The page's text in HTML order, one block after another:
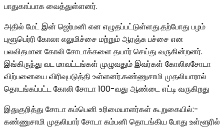
பாதுகாப்பாக வைத்துள்ளனர்.
அதில் மேட் இன் ஜெர்மனி என எழுதப்பட்டுள்ளது.தற்போது பழம்
புளூபெர்ரி கோலா எலுமிச்சை மற்றும் ஆரஞ்சு பச்சை என
பலவிதமான கோலி சோடாக்களை தயார் செய்து வருகின்றனர்.
இங்கிருந்து வட மாவட்டங்கள் முழுவதும் இவர்கள் கோலிலசோடா
விற்பனையை விரிவுபடுத்தி உள்ளனர்.கண்ணுசாமி முதலியாரால்
தொடங்கப்பட்ட கோலி சோடா 100-வது ஆண்டை எட்டி வருகிறது
இதுகுறித்து சோடா கம்பெனி உரிமையாளர்கள் கூறுகையில்:-
கண்ணுசாமி முதலியார் சோடா கம்பனி தொடங்கிய போது உள்ளூரில்